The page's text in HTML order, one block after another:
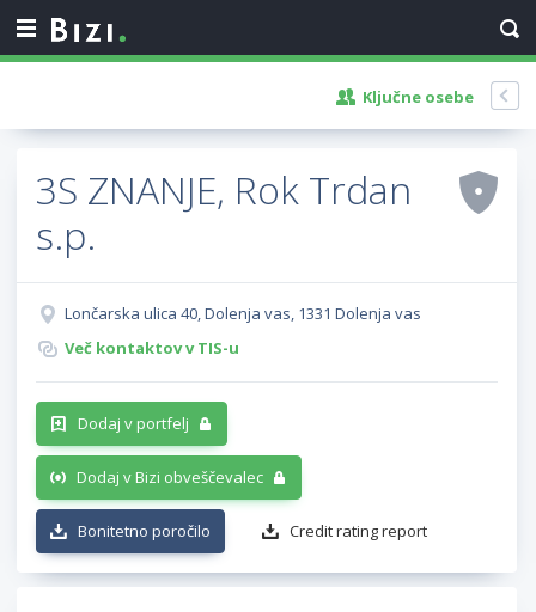
Ključne osebe
3S ZNANJE, Rok Trdan
s.p.
Lončarska ulica 40, Dolenja vas, 1331 Dolenja vas
Več kontaktov v TIS-u
Dodaj v portfelj
Dodaj v Bizi obveščevalec
Bonitetno poročilo Credit rating report